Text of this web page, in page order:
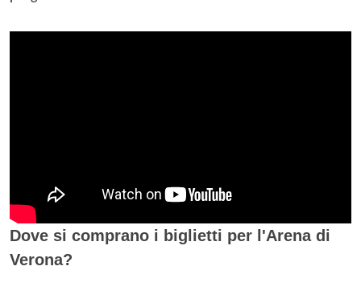
Dove si comprano i biglietti per l'Arena di
Verona?